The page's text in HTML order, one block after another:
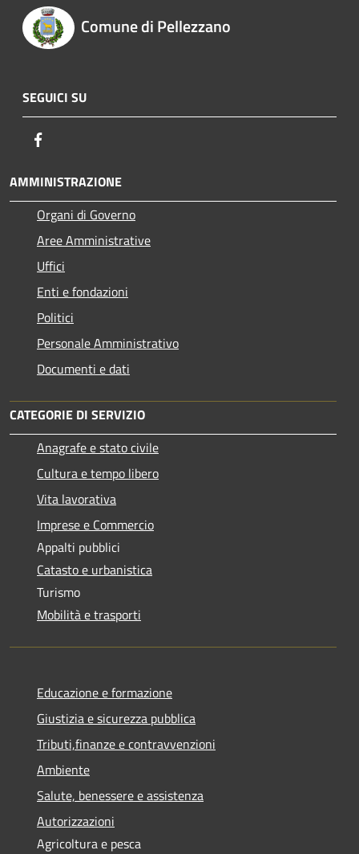
Comune di Pellezzano
SEGUICI SU
AMMINISTRAZIONE
Organi di Governo
Aree Amministrative
Uffici
Enti e fondazioni
Politici
Personale Amministrativo
Documenti e dati
CATEGORIE DI SERVIZIO
Anagrafe e stato civile
Cultura e tempo libero
Vita lavorativa
Imprese e Commercio
Appalti pubblici
Catasto e urbanistica
Turismo
Mobilità e trasporti
Educazione e formazione
Giustizia e sicurezza pubblica
Tributi,finanze e contravvenzioni
Ambiente
Salute, benessere e assistenza
Autorizzazioni
Agricoltura e pesca